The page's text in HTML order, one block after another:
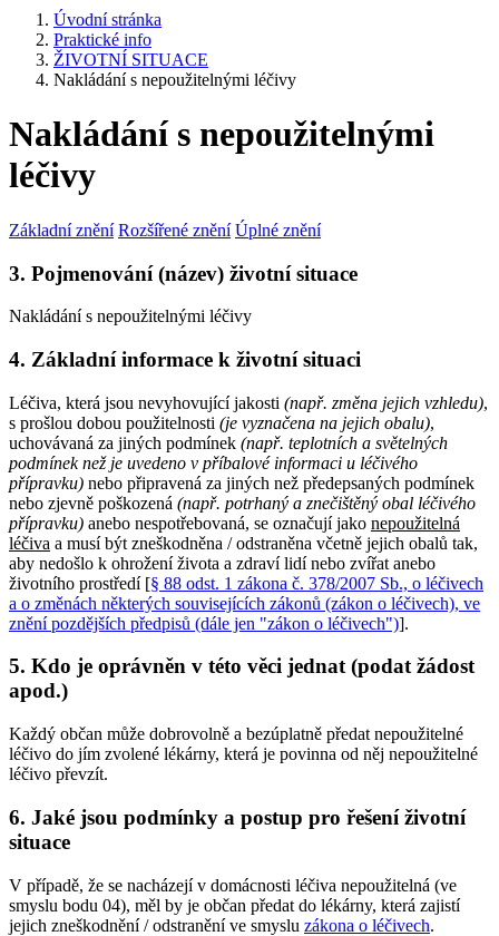
Úvodní stránka
Praktické info
ŽIVOTNÍ SITUACE
Nakládání s nepoužitelnými léčivy
Nakládání s nepoužitelnými
léčivy
Základní znění Rozšířené znění Úplné znění
3. Pojmenování (název) životní situace
Nakládání s nepoužitelnými léčivy
4. Základní informace k životní situaci
Léčiva, která jsou nevyhovující jakosti (např. změna jejich vzhledu),
s prošlou dobou použitelnosti (je vyznačena na jejich obalu),
uchovávaná za jiných podmínek (např. teplotních a světelných
podmínek než je uvedeno v příbalové informaci u léčivého
přípravku) nebo připravená za jiných než předepsaných podmínek
nebo zjevně poškozená (např. potrhaný a znečištěný obal léčivého
přípravku) anebo nespotřebovaná, se označují jako nepoužitelná
léčiva a musí být zneškodněna / odstraněna včetně jejich obalů tak,
aby nedošlo k ohrožení života a zdraví lidí nebo zvířat anebo
životního prostředí [§ 88 odst. 1 zákona č. 378/2007 Sb., o léčivech
a o změnách některých souvisejících zákonů (zákon o léčivech), ve
znění pozdějších předpisů (dále jen "zákon o léčivech")].
5. Kdo je oprávněn v této věci jednat (podat žádost
apod.)
Každý občan může dobrovolně a bezúplatně předat nepoužitelné
léčivo do jím zvolené lékárny, která je povinna od něj nepoužitelné
léčivo převzít.
6. Jaké jsou podmínky a postup pro řešení životní
situace
V případě, že se nacházejí v domácnosti léčiva nepoužitelná (ve
smyslu bodu 04), měl by je občan předat do lékárny, která zajistí
jejich zneškodnění / odstranění ve smyslu zákona o léčivech.